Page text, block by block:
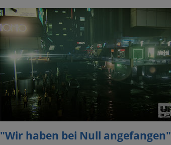
"Wir haben bei Null angefangen"